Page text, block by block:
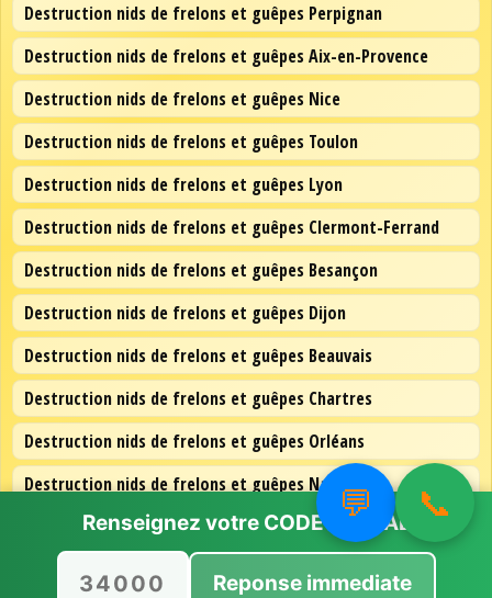
Destruction nids de frelons et guêpes Perpignan
Destruction nids de frelons et guêpes Aix-en-Provence
Destruction nids de frelons et guêpes Nice
Destruction nids de frelons et guêpes Toulon
Destruction nids de frelons et guêpes Lyon
Destruction nids de frelons et guêpes Clermont-Ferrand
Destruction nids de frelons et guêpes Besançon
Destruction nids de frelons et guêpes Dijon
Destruction nids de frelons et guêpes Beauvais
Destruction nids de frelons et guêpes Chartres
Destruction nids de frelons et guêpes Orléans
Destruction nids de frelons et guêpes Nantes
Destruction nids de frelons et guêpes Lille
Destruction nids de frelons et guêpes Paris
💬 📞
Renseignez votre CODE POSTAL
Reponse immediate